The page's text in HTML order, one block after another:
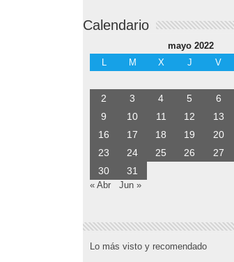
Calendario
mayo 2022
L
M X J V
2
3 4 5 6
9
10 11 12 13
16
17 18 19 20
23
24 25 26 27
30
31
« Abr Jun »
Lo más visto y recomendado